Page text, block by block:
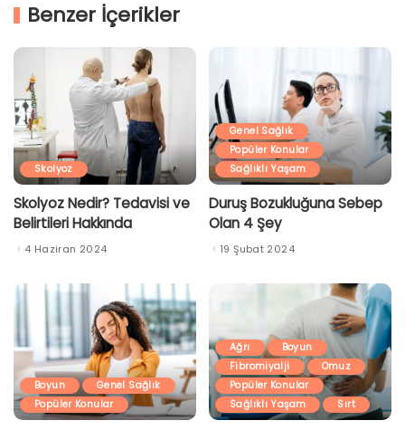
Benzer İçerikler
Skolyoz
Skolyoz Nedir? Tedavisi ve
Belirtileri Hakkında
4 Haziran 2024
Genel Sağlık
Popüler Konular
Sağlıklı Yaşam
Duruş Bozukluğuna Sebep
Olan 4 Şey
19 Şubat 2024
Boyun
Genel Sağlık
Popüler Konular
Ağrı
Boyun
Fibromiyalji
Omuz
Popüler Konular
Sağlıklı Yaşam
Sırt